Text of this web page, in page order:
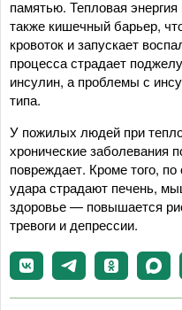
памятью. Тепловая
также кишечный барьер,
кровоток и запускает
процесса страдает
инсулин, а проблемы с
типа.
У пожилых людей при
хронические заболевания
повреждает. Кроме того,
удара страдают печень,
здоровье — повышается
тревоги и депрессии.